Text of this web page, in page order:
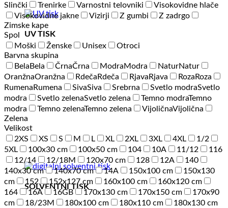
UV TISK
SOLVENTNI TISK
Slinčki Trenirke Varnostni telovniki
Visokovidne hlače
Visokovidne jakne
Vizirji Z gumbi
Z zadrgo
Zimske kape
Spol
Moški
Ženske Unisex
Otroci
Barvna skupina
Bela Bela ČrnaČrna ModraModra NaturNatur
OranžnaOranžna Rdeča Rdeča Rjava Rjava Roza Roza
Rumena Rumena SivaSiva Srebrna Svetlo modraSvetlo
modra
Svetlo zelenaSvetlo zelena Temno modraTemno
modra
Temno zelenaTemno zelena VijoličnaVijolična
Zelena
Velikost
2XS
XS S M L XL 2XL 3XL 4XL
1/2
5XL
100x30 cm 100x50 cm 104 10A 11/12
116
12/14
12/18M 120x70 cm 128 12A
140
140x30 cm
140x70 cm 14A 150x100 cm
150x130
cm
152 152x127 cm 160x100 cm
160x120 cm
164
16A 16GB 170x130 cm 170x150 cm
170x90
cm
18/23M 180x100 cm 180x110 cm
180x130 cm